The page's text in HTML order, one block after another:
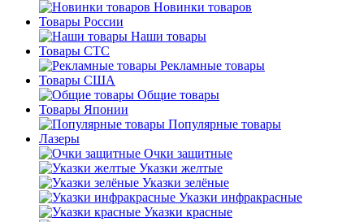
Новинки товаров
Товары России
Наши товары
Товары СТС
Рекламные товары
Товары США
Общие товары
Товары Японии
Популярные товары
Лазеры
Очки защитные
Указки желтые
Указки зелёные
Указки инфракрасные
Указки красные